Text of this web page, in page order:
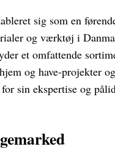
sig som en
og værktøj i
et omfattende
og have-projekter
for sin ekspertise og